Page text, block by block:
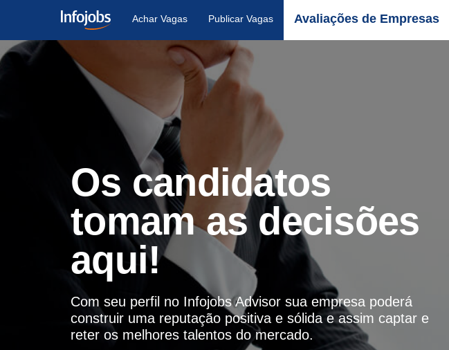
Achar Vagas Publicar Vagas Avaliações de Empresas
Os candidatos
tomam as decisões
aqui!
Com seu perfil no Infojobs Advisor sua empresa poderá
construir uma reputação positiva e sólida e assim captar e
reter os melhores talentos do mercado.